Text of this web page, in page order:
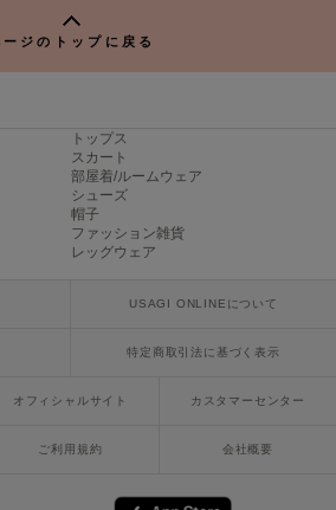
ージのトップに戻る
トップス
スカート
部屋着/ルームウェア
シューズ
帽子
ファッション雑貨
レッグウェア
USAGI ONLINEについて
特定商取引法に基づく表示
オフィシャルサイト カスタマーセンター
ご利用規約 会社概要